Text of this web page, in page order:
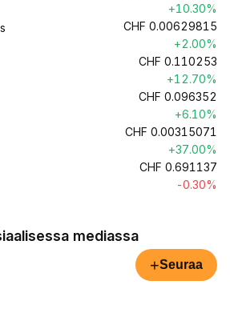
+10.30%
CHF 0.00629815
+2.00%
CHF 0.110253
+12.70%
CHF 0.096352
+6.10%
CHF 0.00315071
+37.00%
CHF 0.691137
-0.30%
mediassa
+Seuraa